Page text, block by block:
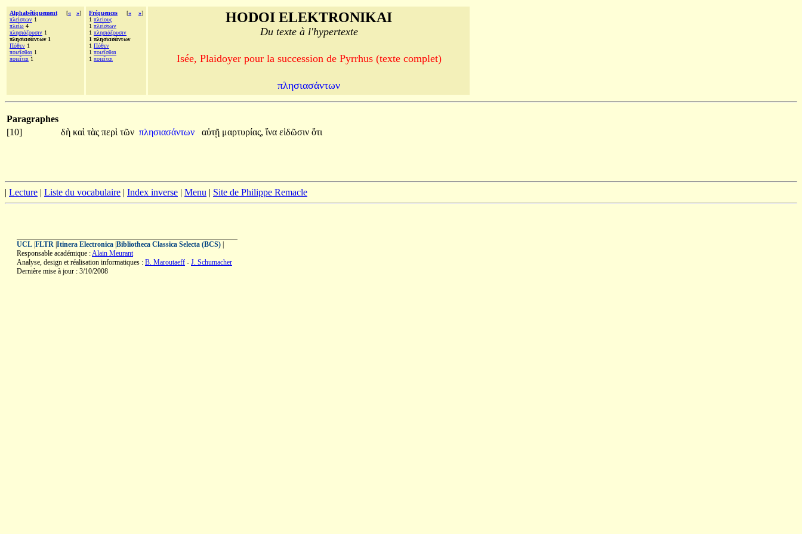
Alphabétiquement [« »]
πλείστων 1
πλείω 4
πλησιάζουσιν 1
πλησιασάντων 1
Πόθεν 1
ποιεῖσθαι 1
ποιεῖται 1
Fréquences [« »]
1 πλείους
1 πλείστων
1 πλησιάζουσιν
1 πλησιασάντων
1 Πόθεν
1 ποιεῖσθαι
1 ποιεῖται
HODOI ELEKTRONIKAI
Du texte à l'hypertexte
Isée, Plaidoyer pour la succession de Pyrrhus (texte complet)
πλησιασάντων
Paragraphes
[10]
δὴ καὶ τὰς περὶ τῶν πλησιασάντων αὐτῇ μαρτυρίας, ἵνα εἰδῶσιν ὅτι
| Lecture | Liste du vocabulaire | Index inverse | Menu | Site de Philippe Remacle
UCL FLTR Itinera Electronica Bibliotheca Classica Selecta (BCS)
Responsable académique :Alain Meurant
Analyse, design et réalisation informatiques : B. Maroutaeff - J. Schumacher
Dernière mise à jour : 3/10/2008